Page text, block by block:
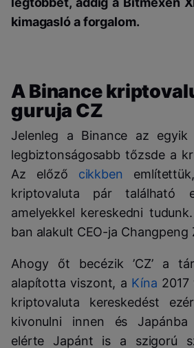
kimagasló a forgalom.
A Binance
guruja CZ
Jelenleg a Binance az egyik
legbiztonságosabb tőzsde a
Az előző cikkben
kriptovaluta pár található
amelyekkel kereskedni
ban alakult CEO-ja Changpeng
Ahogy őt becézik ’CZ’ a
alapította viszont, a Kína
kriptovaluta kereskedést
kivonulni innen és
elérte Japánt is a szigorú